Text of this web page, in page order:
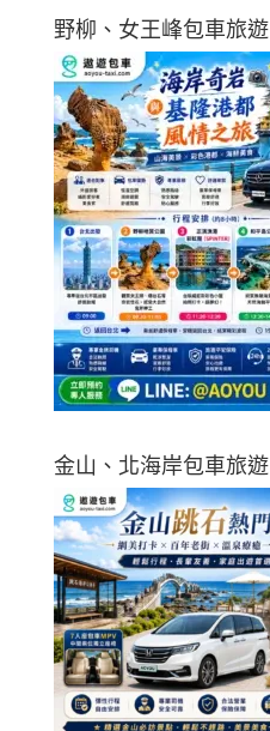
野柳、女王峰包車旅遊
金山、北海岸包車旅遊